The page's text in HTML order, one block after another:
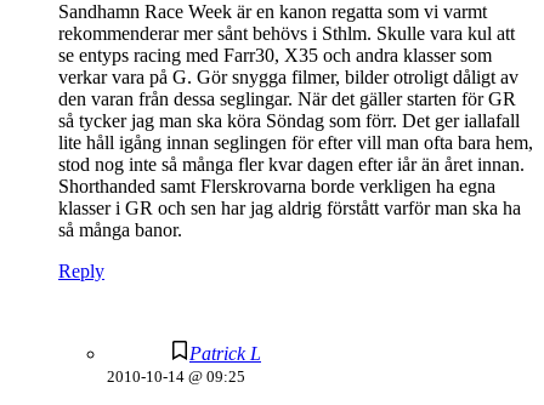
Sandhamn Race Week är en kanon regatta som vi varmt
rekommenderar mer sånt behövs i Sthlm. Skulle vara kul att
se entyps racing med Farr30, X35 och andra klasser som
verkar vara på G. Gör snygga filmer, bilder otroligt dåligt av
den varan från dessa seglingar. När det gäller starten för GR
så tycker jag man ska köra Söndag som förr. Det ger iallafall
lite håll igång innan seglingen för efter vill man ofta bara hem,
stod nog inte så många fler kvar dagen efter iår än året innan.
Shorthanded samt Flerskrovarna borde verkligen ha egna
klasser i GR och sen har jag aldrig förstått varför man ska ha
så många banor.
Reply
Patrick L
2010-10-14 @ 09:25